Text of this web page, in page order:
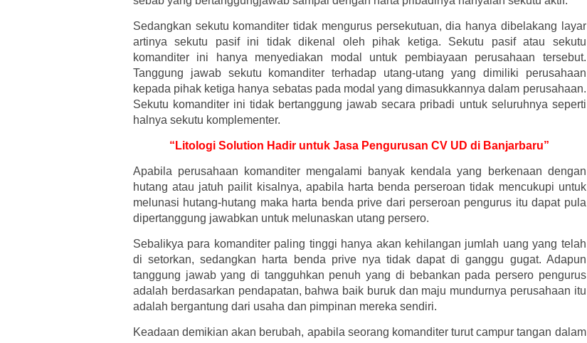
Sedangkan sekutu komanditer tidak mengurus persekutuan, dia hanya dibelakang layar
artinya sekutu pasif ini tidak dikenal oleh pihak ketiga. Sekutu pasif atau sekutu
komanditer ini hanya menyediakan modal untuk pembiayaan perusahaan tersebut.
Tanggung jawab sekutu komanditer terhadap utang-utang yang dimiliki perusahaan
kepada pihak ketiga hanya sebatas pada modal yang dimasukkannya dalam perusahaan.
Sekutu komanditer ini tidak bertanggung jawab secara pribadi untuk seluruhnya seperti
halnya sekutu komplementer.
“Litologi Solution Hadir untuk Jasa Pengurusan CV UD di Banjarbaru”
Apabila perusahaan komanditer mengalami banyak kendala yang berkenaan dengan
hutang atau jatuh pailit kisalnya, apabila harta benda perseroan tidak mencukupi untuk
melunasi hutang-hutang maka harta benda prive dari perseroan pengurus itu dapat pula
dipertanggung jawabkan untuk melunaskan utang persero.
Sebalikya para komanditer paling tinggi hanya akan kehilangan jumlah uang yang telah
di setorkan, sedangkan harta benda prive nya tidak dapat di ganggu gugat. Adapun
tanggung jawab yang di tangguhkan penuh yang di bebankan pada persero pengurus
adalah berdasarkan pendapatan, bahwa baik buruk dan maju mundurnya perusahaan itu
adalah bergantung dari usaha dan pimpinan mereka sendiri.
Keadaan demikian akan berubah, apabila seorang komanditer turut campur tangan dalam